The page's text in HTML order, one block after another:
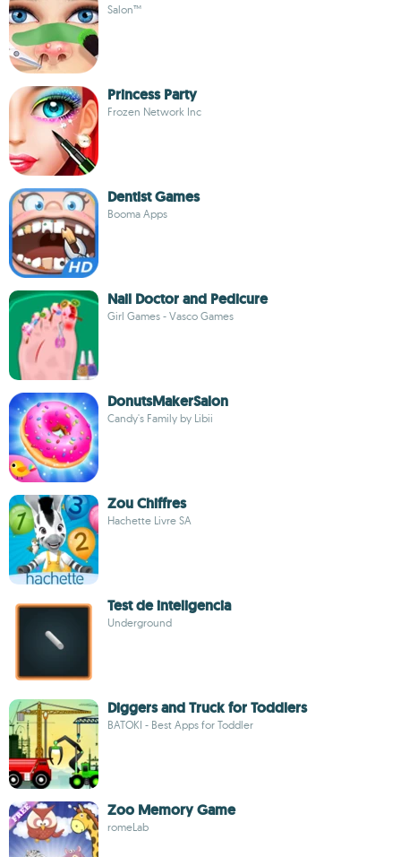
Salon™
Princess Party
Frozen Network Inc
Dentist Games
Booma Apps
Nail Doctor and Pedicure
Girl Games - Vasco Games
DonutsMakerSalon
Candy's Family by Libii
Zou Chiffres
Hachette Livre SA
Test de inteligencia
Underground
Diggers and Truck for Toddlers
BATOKI - Best Apps for Toddler
Zoo Memory Game
romeLab